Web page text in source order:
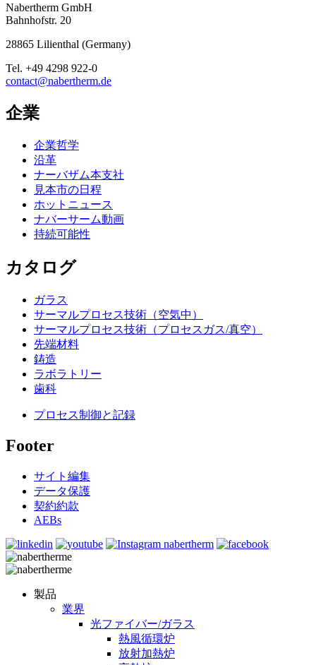
Nabertherm GmbH
Bahnhofstr. 20
28865 Lilienthal (Germany)
Tel. +49 4298 922-0
contact@nabertherm.de
企業
企業哲学
沿革
ナーバザム本支社
見本市の日程
ホットニュース
ナバーサーム動画
持続可能性
カタログ
ガラス
サーマルプロセス技術（空気中）
サーマルプロセス技術（プロセスガス/真空）
先端材料
鋳造
ラボラトリー
歯科
プロセス制御と記録
Footer
サイト編集
データ保護
契約約款
AEBs
製品
業界
光ファイバー/ガラス
熱風循環炉
放射加熱炉